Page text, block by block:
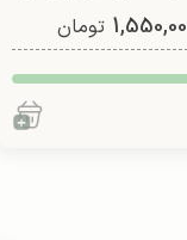
نفره (طرح 4)تومان